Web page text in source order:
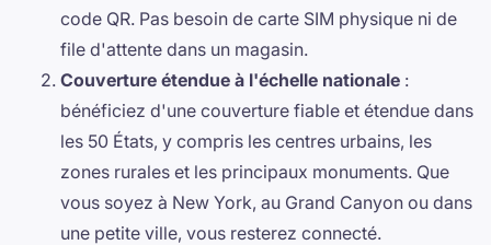
code QR. Pas besoin de carte SIM physique ni de
file d'attente dans un magasin.
Couverture étendue à l'échelle nationale :
bénéficiez d'une couverture fiable et étendue dans
les 50 États, y compris les centres urbains, les
zones rurales et les principaux monuments. Que
vous soyez à New York, au Grand Canyon ou dans
une petite ville, vous resterez connecté.